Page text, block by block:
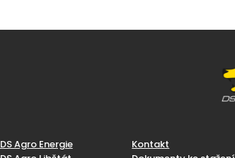
DS Agro Energie
Kontakt